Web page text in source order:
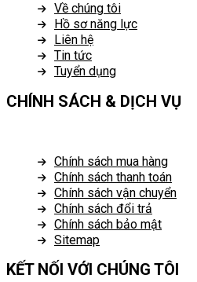
Về chúng tôi
Hồ sơ năng lực
Liên hệ
Tin tức
Tuyển dụng
CHÍNH SÁCH & DỊCH VỤ
Chính sách mua hàng
Chính sách thanh toán
Chính sách vận chuyển
Chính sách đổi trả
Chính sách bảo mật
Sitemap
KẾT NỐI VỚI CHÚNG TÔI